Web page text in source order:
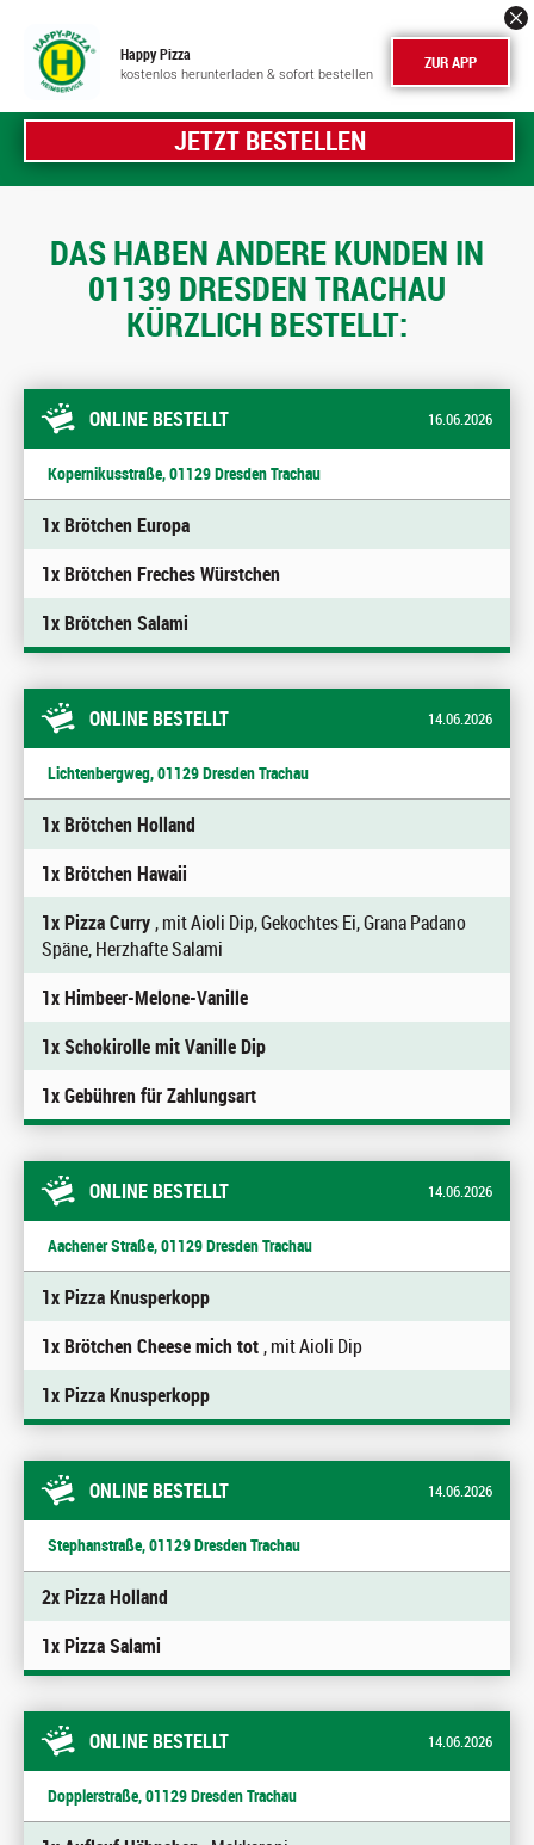
Happy Pizza
kostenlos herunterladen & sofort bestellen ZUR APP
JETZT BESTELLEN
DAS HABEN ANDERE KUNDEN IN
01139 DRESDEN TRACHAU
KÜRZLICH BESTELLT:
ONLINE BESTELLT 16.06.2026
Kopernikusstraße, 01129 Dresden Trachau
1x Brötchen Europa
1x Brötchen Freches Würstchen
1x Brötchen Salami
ONLINE BESTELLT 14.06.2026
Lichtenbergweg, 01129 Dresden Trachau
1x Brötchen Holland
1x Brötchen Hawaii
1x Pizza Curry, mit Aioli Dip, Gekochtes Ei, Grana Padano
Späne, Herzhafte Salami
1x Himbeer-Melone-Vanille
1x Schokirolle mit Vanille Dip
1x Gebühren für Zahlungsart
ONLINE BESTELLT 14.06.2026
Aachener Straße, 01129 Dresden Trachau
1x Pizza Knusperkopp
1x Brötchen Cheese mich tot, mit Aioli Dip
1x Pizza Knusperkopp
ONLINE BESTELLT 14.06.2026
Stephanstraße, 01129 Dresden Trachau
2x Pizza Holland
1x Pizza Salami
ONLINE BESTELLT 14.06.2026
Dopplerstraße, 01129 Dresden Trachau